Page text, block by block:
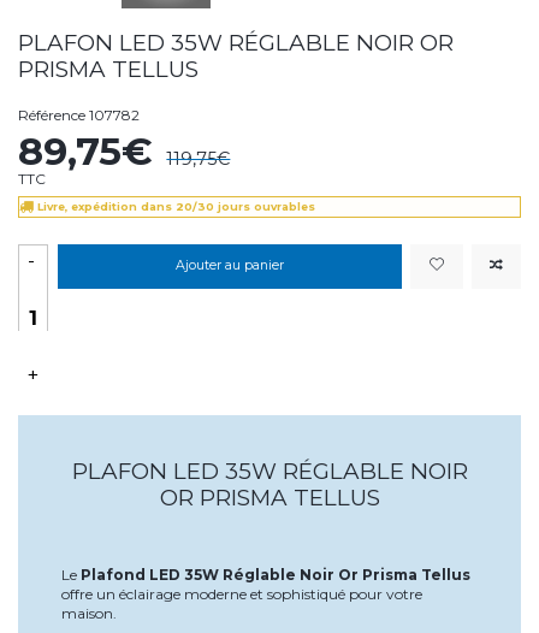
PLAFON LED 35W RÉGLABLE NOIR OR
PRISMA TELLUS
Référence 107782
89,75€ 119,75€
TTC
Livre, expédition dans 20/30 jours ouvrables
-
+
Ajouter au panier
PLAFON LED 35W RÉGLABLE NOIR
OR PRISMA TELLUS
Le Plafond LED 35W Réglable Noir Or Prisma Tellus
offre un éclairage moderne et sophistiqué pour votre
maison.